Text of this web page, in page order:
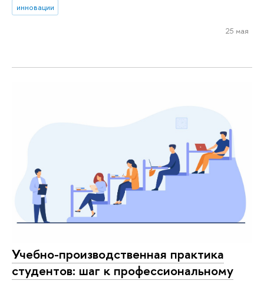
инновации
25 мая
Учебно-производственная практика
студентов: шаг к профессиональному